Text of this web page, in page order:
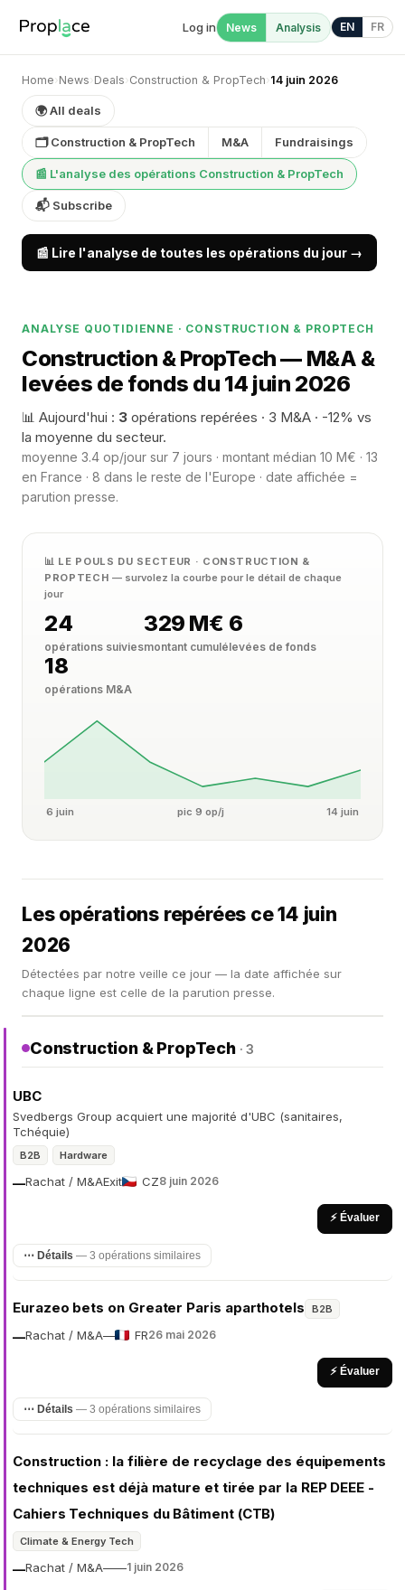
Log in News Analysis EN FR
Home› News› Deals› Construction & PropTech› 14 juin 2026
🌍 All deals
🗂 Construction & PropTech M&A Fundraisings
📰 L'analyse des opérations Construction & PropTech
📬 Subscribe
📰 Lire l'analyse de toutes les opérations du jour →
ANALYSE QUOTIDIENNE · CONSTRUCTION & PROPTECH
Construction & PropTech — M&A &
levées de fonds du 14 juin 2026
📊 Aujourd'hui : 3 opérations repérées · 3 M&A · -12% vs
la moyenne du secteur.
moyenne 3.4 op/jour sur 7 jours · montant médian 10 M€ · 13
en France · 8 dans le reste de l'Europe · date affichée =
parution presse.
📊 LE POULS DU SECTEUR · CONSTRUCTION &
PROPTECH — survolez la courbe pour le détail de chaque
jour
24
opérations suivies
329 M€
montant cumulé
6
levées de fonds
18
opérations M&A
6 juin pic 9 op/j 14 juin
Les opérations repérées ce 14 juin
2026
Détectées par notre veille ce jour — la date affichée sur
chaque ligne est celle de la parution presse.
Construction & PropTech · 3
UBC
Svedbergs Group acquiert une majorité d'UBC (sanitaires,
Tchéquie)
B2B Hardware
Rachat / M&A
— Exit CZ8 juin 2026
⚡ Évaluer
⋯ Détails — 3 opérations similaires
Eurazeo bets on Greater Paris aparthotels B2B
Rachat / M&A
— — FR26 mai 2026
⚡ Évaluer
⋯ Détails — 3 opérations similaires
Construction : la filière de recyclage des équipements
techniques est déjà mature et tirée par la REP DEEE -
Cahiers Techniques du Bâtiment (CTB)
Climate & Energy Tech
Rachat / M&A
— ——1 juin 2026